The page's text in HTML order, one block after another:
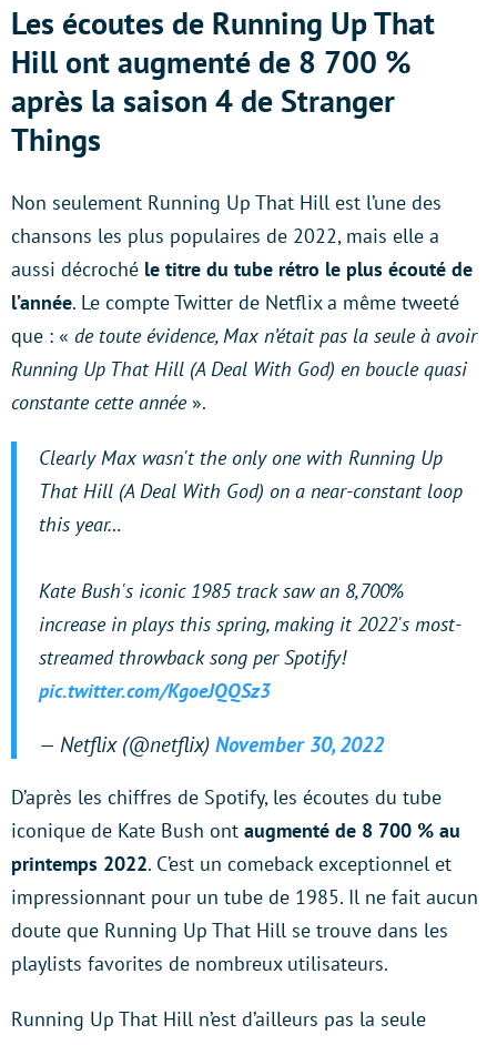
Les écoutes de Running Up That
Hill ont augmenté de 8 700 %
après la saison 4 de Stranger
Things
Non seulement Running Up That Hill est l’une des
chansons les plus populaires de 2022, mais elle a
aussi décroché le titre du tube rétro le plus écouté de
l’année. Le compte Twitter de Netflix a même tweeté
que : « de toute évidence, Max n’était pas la seule à avoir
Running Up That Hill (A Deal With God) en boucle quasi
constante cette année».
Clearly Max wasn't the only one with Running Up
That Hill (A Deal With God) on a near-constant loop
this year…
Kate Bush's iconic 1985 track saw an 8,700%
increase in plays this spring, making it 2022's most-
streamed throwback song per Spotify!
pic.twitter.com/KgoeJQQSz3
— Netflix (@netflix) November 30, 2022
D’après les chiffres de Spotify, les écoutes du tube
iconique de Kate Bush ont augmenté de 8 700 % au
printemps 2022. C’est un comeback exceptionnel et
impressionnant pour un tube de 1985. Il ne fait aucun
doute que Running Up That Hill se trouve dans les
playlists favorites de nombreux utilisateurs.
Running Up That Hill n’est d’ailleurs pas la seule